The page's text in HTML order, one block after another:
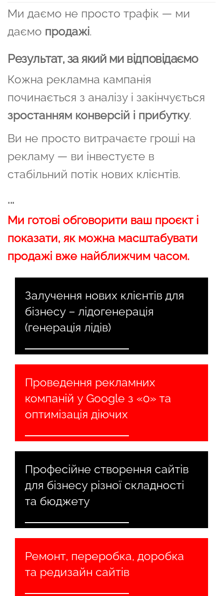
Ми даємо не просто трафік — ми
даємо продажі.
Результат, за який ми відповідаємо
Кожна рекламна кампанія
починається з аналізу і закінчується
зростанням конверсій і прибутку.
Ви не просто витрачаєте гроші на
рекламу — ви інвестуєте в
стабільний потік нових клієнтів.
...
Ми готові обговорити ваш проєкт і
показати, як можна масштабувати
продажі вже найближчим часом.
Залучення нових клієнтів для
бізнесу – лідогенерація
(генерація лідів)
Проведення рекламних
компаній у Google з «0» та
оптимізація діючих
Професійне створення сайтів
для бізнесу різної складності
та бюджету
Ремонт, переробка, доробка
та редизайн сайтів